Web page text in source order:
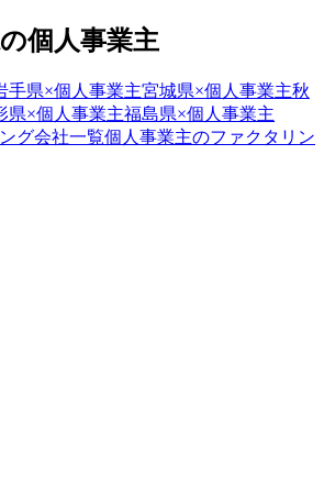
個人事業主
手県×個人事業主宮城県×個人事業主秋
県×個人事業主福島県×個人事業主
グ会社一覧個人事業主のファクタリン